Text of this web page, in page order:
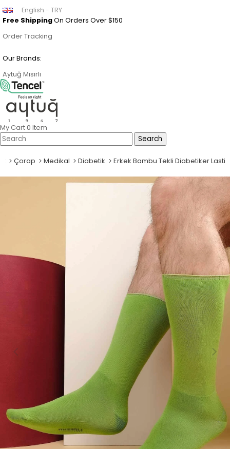
Free ShippingOn Orders Over $150
Order Tracking
Our Brands:
Aytuğ Mısırlı
English - TRY
My Cart0 Item
Çorap Medikal Diabetik